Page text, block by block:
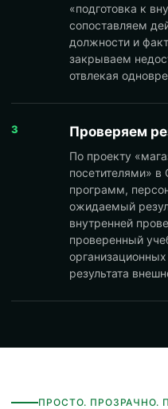
«подготовка к
сопоставляем
должности и
закрываем
отвлекая
3 Проверяем
По проекту
посетителями»
программ,
ожидаемый
внутренней
проверенный
результата
ПРОСТО. ПРОЗРАЧНО.